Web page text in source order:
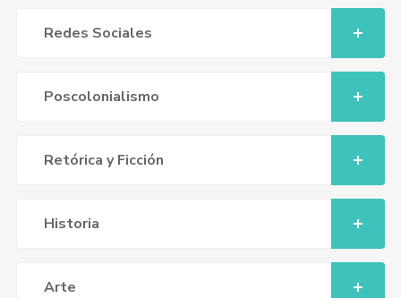
Redes Sociales
Poscolonialismo
Retórica y Ficción
Historia
Arte